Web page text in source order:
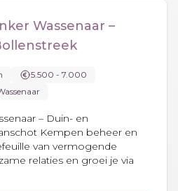
Wassenaar –
5.500 - 7.000
– Duin- en
Kempen beheer en
van vermogende
relaties en groei je via